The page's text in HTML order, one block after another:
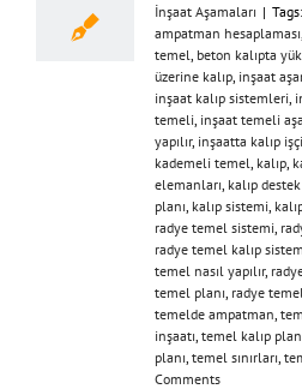
İnşaat Aşamaları | Tags:
ampatman hesaplaması,
temel, beton kalıpta yük
üzerine kalıp, inşaat
inşaat kalıp sistemleri,
temeli, inşaat temeli
yapılır, inşaatta kalıp
kademeli temel, kalıp,
elemanları, kalıp
planı, kalıp sistemi,
radye temel sistemi,
radye temel kalıp
temel nasıl yapılır,
temel planı, radye
temelde ampatman,
inşaatı, temel kalıp
planı, temel sınırları,
Comments